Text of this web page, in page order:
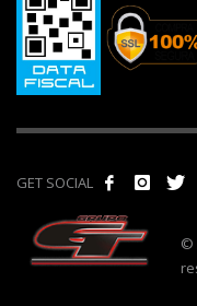
GET SOCIAL
©